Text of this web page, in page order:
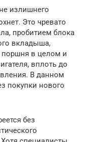
излишнего
Это чревато
пробитием блока
вкладыша,
в целом и
вплоть до
В данном
покупки нового
без